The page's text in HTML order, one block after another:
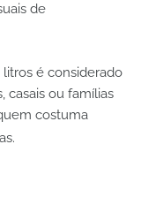
de
é considerado
casais ou famílias
costuma